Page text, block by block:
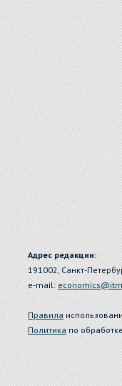
Адрес редакции:
191002, Санкт-
e-mail:
Правила
Политикапо